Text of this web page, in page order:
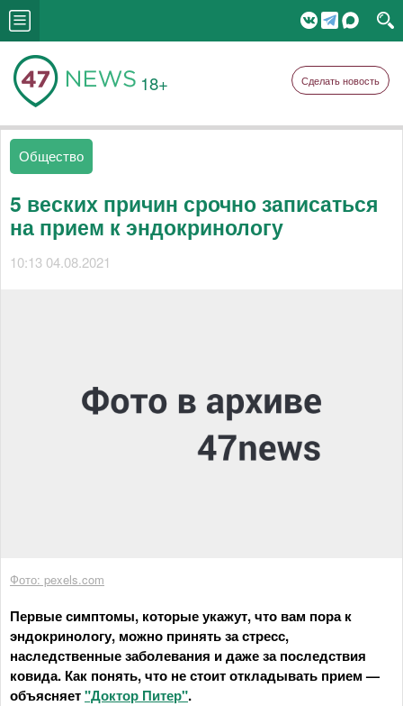
18+ Сделать новость
Общество
5 веских причин срочно записаться
на прием к эндокринологу
10:13 04.08.2021
Фото: pexels.com
Первые симптомы, которые укажут, что вам пора к
эндокринологу, можно принять за стресс,
наследственные заболевания и даже за последствия
ковида. Как понять, что не стоит откладывать прием —
объясняет"Доктор Питер".